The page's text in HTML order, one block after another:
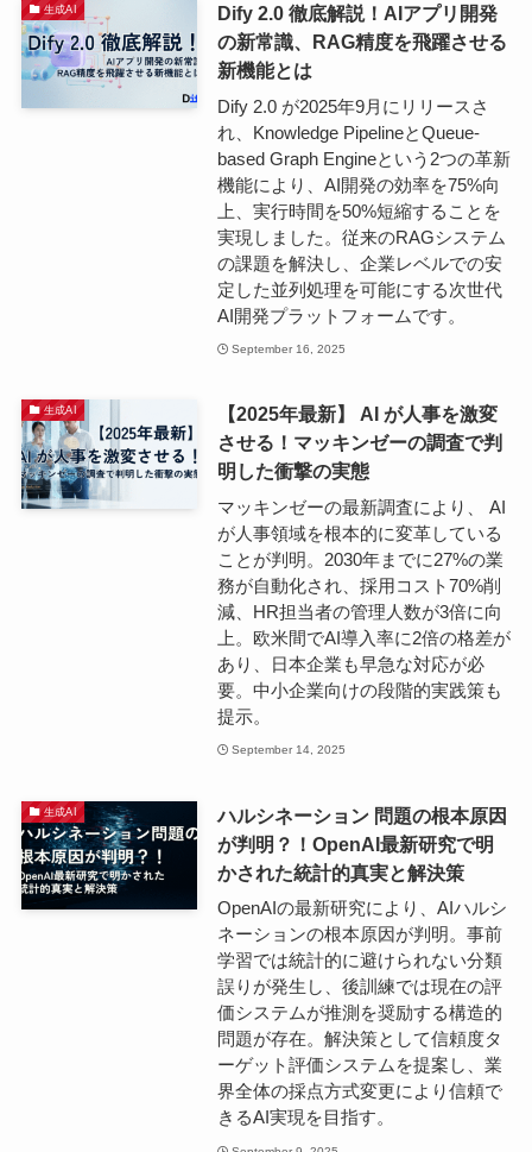
生成AI
Dify 2.0 徹底解説！AIアプリ開発
の新常識、RAG精度を飛躍させる
新機能とは
Dify 2.0 が2025年9月にリリースさ
れ、Knowledge PipelineとQueue-
based Graph Engineという2つの革新
機能により、AI開発の効率を75%向
上、実行時間を50%短縮することを
実現しました。従来のRAGシステム
の課題を解決し、企業レベルでの安
定した並列処理を可能にする次世代
AI開発プラットフォームです。
September 16, 2025
生成AI
【2025年最新】 AI が人事を激変
させる！マッキンゼーの調査で判
明した衝撃の実態
マッキンゼーの最新調査により、 AI
が人事領域を根本的に変革している
ことが判明。2030年までに27%の業
務が自動化され、採用コスト70%削
減、HR担当者の管理人数が3倍に向
上。欧米間でAI導入率に2倍の格差が
あり、日本企業も早急な対応が必
要。中小企業向けの段階的実践策も
提示。
September 14, 2025
生成AI
ハルシネーション 問題の根本原因
が判明？！OpenAI最新研究で明
かされた統計的真実と解決策
OpenAIの最新研究により、AIハルシ
ネーションの根本原因が判明。事前
学習では統計的に避けられない分類
誤りが発生し、後訓練では現在の評
価システムが推測を奨励する構造的
問題が存在。解決策として信頼度タ
ーゲット評価システムを提案し、業
界全体の採点方式変更により信頼で
きるAI実現を目指す。